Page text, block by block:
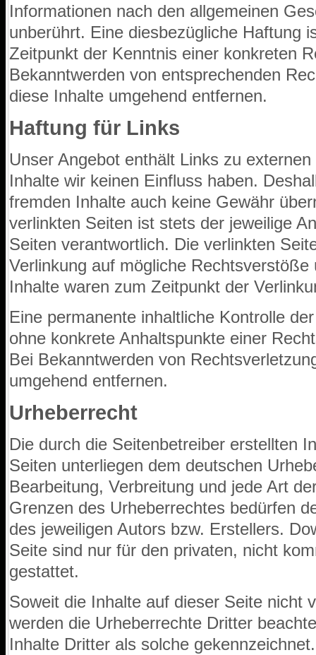
Informationen nach den allgemeinen
unberührt. Eine diesbezügliche Haftung
Zeitpunkt der Kenntnis einer konkreten
Bekanntwerden von entsprechenden
diese Inhalte umgehend entfernen.
Haftung für Links
Unser Angebot enthält Links zu
Inhalte wir keinen Einfluss haben.
fremden Inhalte auch keine Gewähr
verlinkten Seiten ist stets der jeweilige
Seiten verantwortlich. Die verlinkten
Verlinkung auf mögliche
Inhalte waren zum Zeitpunkt der
Eine permanente inhaltliche Kontrolle
ohne konkrete Anhaltspunkte einer
Bei Bekanntwerden von
umgehend entfernen.
Urheberrecht
Die durch die Seitenbetreiber erstellten
Seiten unterliegen dem deutschen
Bearbeitung, Verbreitung und jede Art
Grenzen des Urheberrechtes bedürfen
des jeweiligen Autors bzw. Erstellers.
Seite sind nur für den privaten, nicht
gestattet.
Soweit die Inhalte auf dieser Seite nicht
werden die Urheberrechte Dritter
Inhalte Dritter als solche